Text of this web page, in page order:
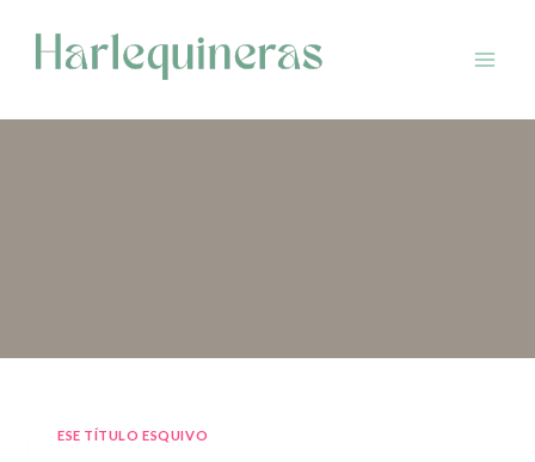
contenido
ESE TÍTULO ESQUIVO